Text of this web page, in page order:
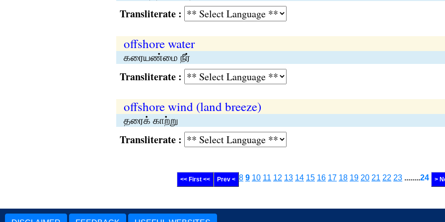
Transliterate :
offshore water
கரையண்மை நீர்
Transliterate :
offshore wind (land breeze)
தரைக் காற்று
Transliterate :
<< First << Prev < 8 9 10 11 12 13 14 15 16 17 18 19 20 21 22 23 ........24 >